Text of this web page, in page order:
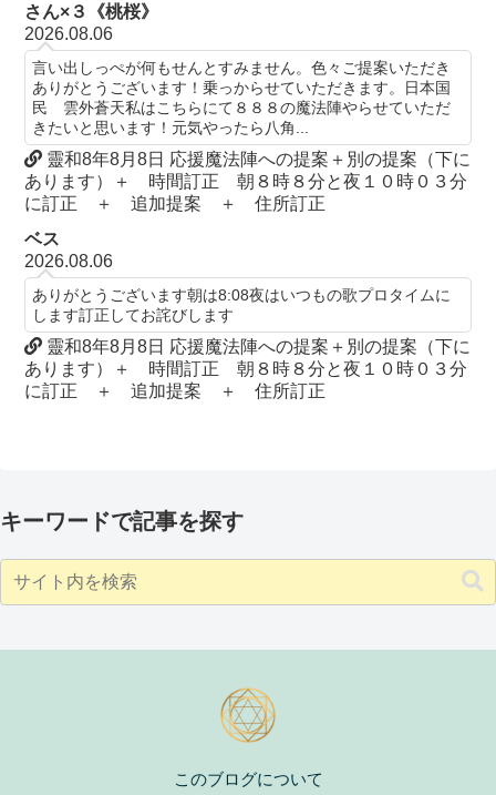
さん×３《桃桜》
2026.08.06
言い出しっぺが何もせんとすみません。色々ご提案いただき
ありがとうございます！乗っからせていただきます。日本国
民 雲外蒼天私はこちらにて８８８の魔法陣やらせていただ
きたいと思います！元気やったら八角...
靈和8年8月8日 応援魔法陣への提案＋別の提案（下に
あります）＋ 時間訂正 朝８時８分と夜１０時０３分
に訂正 ＋ 追加提案 ＋ 住所訂正
ベス
2026.08.06
ありがとうございます朝は8:08夜はいつもの歌プロタイムに
します訂正してお詫びします
靈和8年8月8日 応援魔法陣への提案＋別の提案（下に
あります）＋ 時間訂正 朝８時８分と夜１０時０３分
に訂正 ＋ 追加提案 ＋ 住所訂正
キーワードで記事を探す
このブログについて